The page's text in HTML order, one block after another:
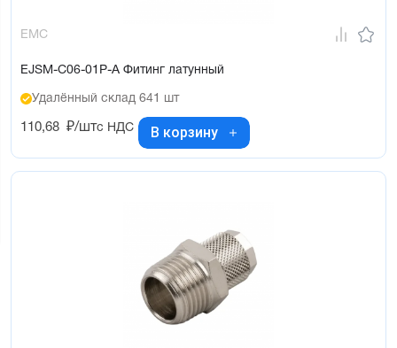
EMC
EJSM-C06-01P-A Фитинг латунный
Удалённый склад 641 шт
110,68 ₽/штс НДС В корзину